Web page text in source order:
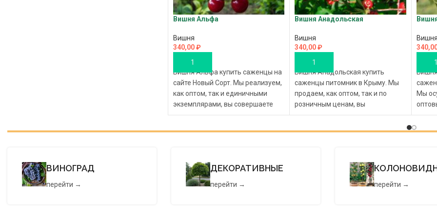
Вишня Альфа
Вишня
340,00₽
В КОРЗИНУ
Вишня Альфа купить саженцы на
сайте Новый Сорт. Мы реализуем,
как оптом, так и единичными
экземплярами, вы совершаете
покупку саженцев вишни по
саженцы по розничной цене, а
оптовые цены у нас размещены
на соответствующей странице.
Вишня Анадольская
Вишня
340,00₽
В КОРЗИНУ
Вишня Анадольская купить
саженцы питомник в Крыму. Мы
продаем, как оптом, так и по
розничным ценам, вы
совершаете покупку саженцев
по розничной цене, а оптовые
цены у нас представлены на
сайте . Совершайте свой выбор
Вишня
В
Мы
ВИНОГРАД
перейти →
ДЕКОРАТИВНЫЕ
перейти → перейти →